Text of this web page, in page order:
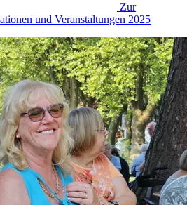
Zur
und Veranstaltungen 2025